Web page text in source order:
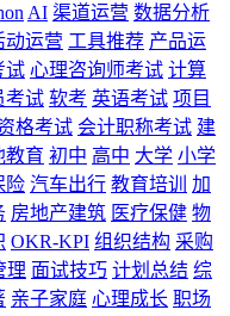
AI 渠道运营 数据分析
动运营 工具推荐 产品运
试 心理咨询师考试 计算
考试 软考 英语考试 项目
格考试 会计职称考试 建
教育 初中 高中 大学 小学
险 汽车出行 教育培训
加
房地产建筑 医疗保健 物
OKR-KPI 组织结构 采购
理 面试技巧 计划总结 综
亲子家庭 心理成长 职场